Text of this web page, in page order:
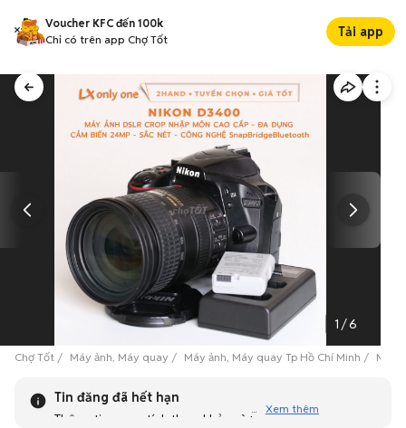
Voucher KFC đến 100k
Chỉ có trên app Chợ Tốt
Tải app
1 /6
Chợ Tốt Máy ảnh, Máy quay Máy ảnh, Máy quay Tp Hồ Chí Minh Máy
Tin đăng đã hết hạn
Thông tin mang tính tham khảo và bạn không thể liên hệ
Xem thêm